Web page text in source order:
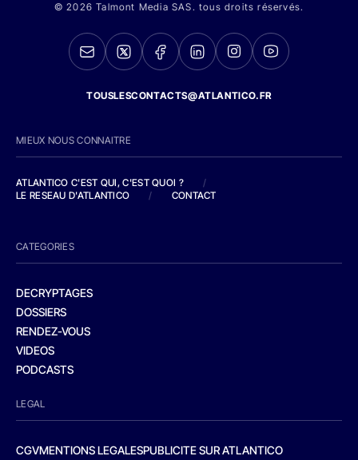
© 2026 Talmont Media SAS. tous droits réservés.
TOUSLESCONTACTS@ATLANTICO.FR
MIEUX NOUS CONNAITRE
ATLANTICO C'EST QUI, C'EST QUOI ?
/
LE RESEAU D'ATLANTICO
/ CONTACT
CATEGORIES
DECRYPTAGES
DOSSIERS
RENDEZ-VOUS
VIDEOS
PODCASTS
LEGAL
CGVMENTIONS LEGALESPUBLICITE SUR ATLANTICO